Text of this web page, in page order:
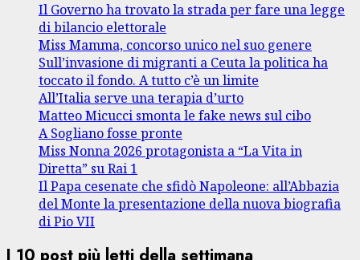
Il Governo ha trovato la strada per fare una legge
di bilancio elettorale
Miss Mamma, concorso unico nel suo genere
Sull’invasione di migranti a Ceuta la politica ha
toccato il fondo. A tutto c’è un limite
All’Italia serve una terapia d’urto
Matteo Micucci smonta le fake news sul cibo
A Sogliano fosse pronte
Miss Nonna 2026 protagonista a “La Vita in
Diretta” su Rai 1
Il Papa cesenate che sfidò Napoleone: all’Abbazia
del Monte la presentazione della nuova biografia
di Pio VII
I 10 post più letti della settimana